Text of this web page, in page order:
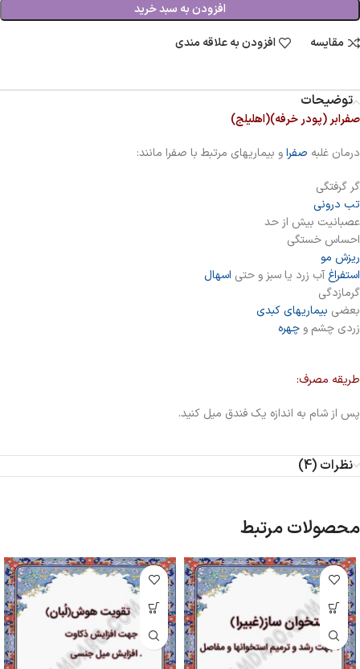
افزودن به سبد خرید
مقایسه
افزودن به علاقه مندی
توضیحات
صفرابر (پودر خرفه)(اهلیلج)
درمان غلبه صفراو بیماریهای مرتبط با صفرا مانند:
گر گرفتگی
تب درونی
عصبانیت بیش از حد
احساس خستگی
ریزش مو
استفراغ آب زرد یا سبز و حتی اسهال
گرمازدگی
بعضی بیماریهای کبدی
زردی چشم و چهره
طریقه مصرف:
پس از شام به اندازه یک فندق میل کنید.
نظرات (4)
محصولات مرتبط